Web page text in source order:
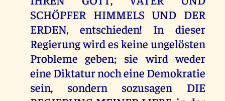
SCHÖPFER HIMMELS UND DER
ERDEN, entschieden! In dieser
Regierung wird es keine ungelösten
Probleme geben; sie wird weder
eine Diktatur noch eine Demokratie
sein, sondern sozusagen DIE